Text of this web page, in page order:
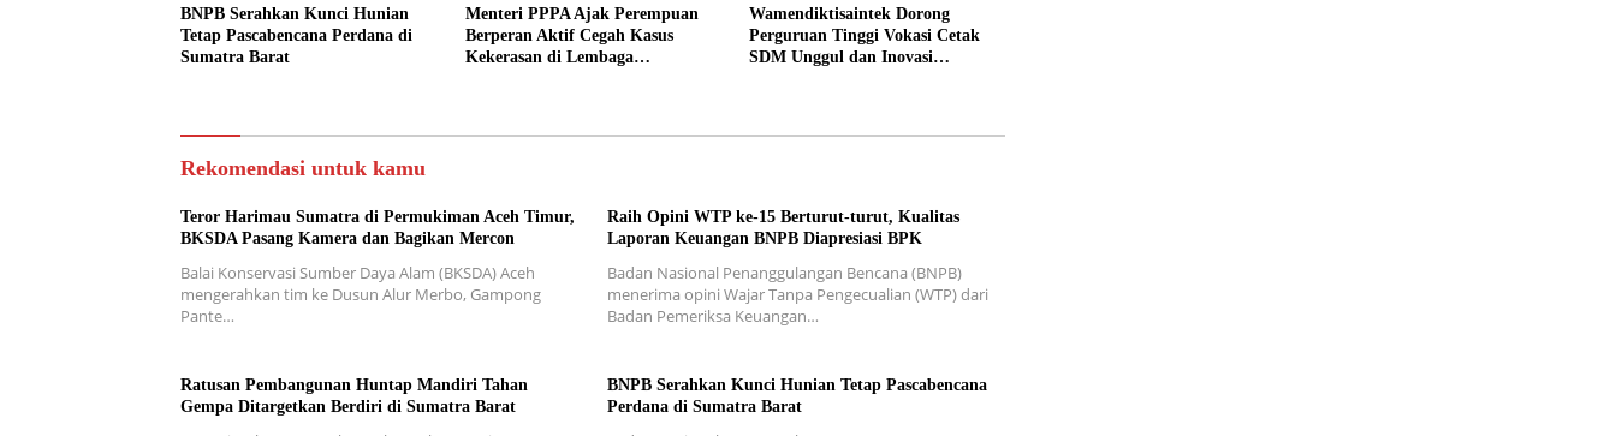
BNPB Serahkan Kunci Hunian
Tetap Pascabencana Perdana di
Sumatra Barat
Menteri PPPA Ajak Perempuan
Berperan Aktif Cegah Kasus
Kekerasan di Lembaga
Wamendiktisaintek Dorong
Perguruan Tinggi Vokasi Cetak
SDM Unggul dan Inovasi
Rekomendasi untuk kamu
Teror Harimau Sumatra di Permukiman Aceh Timur,
BKSDA Pasang Kamera dan Bagikan Mercon
Balai Konservasi Sumber Daya Alam (BKSDA) Aceh
mengerahkan tim ke Dusun Alur Merbo, Gampong
Pante…
Raih Opini WTP ke-15 Berturut-turut, Kualitas
Laporan Keuangan BNPB Diapresiasi BPK
Badan Nasional Penanggulangan Bencana (BNPB)
menerima opini Wajar Tanpa Pengecualian (WTP) dari
Badan Pemeriksa Keuangan…
Ratusan Pembangunan Huntap Mandiri Tahan
Gempa Ditargetkan Berdiri di Sumatra Barat
BNPB Serahkan Kunci Hunian Tetap Pascabencana
Perdana di Sumatra Barat